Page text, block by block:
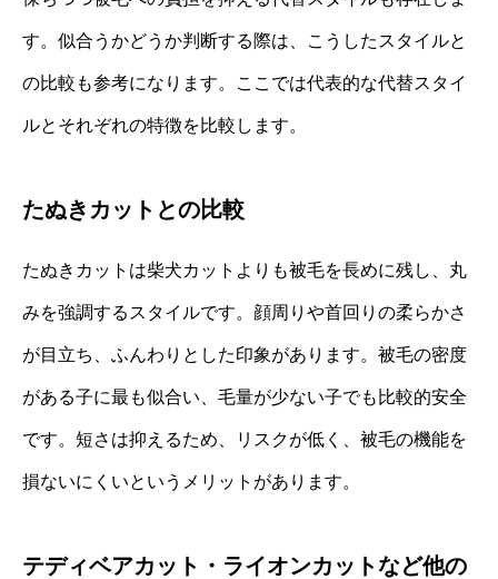
す。似合うかどうか判断する際は、こうしたスタイルと
の比較も参考になります。ここでは代表的な代替スタイ
ルとそれぞれの特徴を比較します。
たぬきカットとの比較
たぬきカットは柴犬カットよりも被毛を長めに残し、丸
みを強調するスタイルです。顔周りや首回りの柔らかさ
が目立ち、ふんわりとした印象があります。被毛の密度
がある子に最も似合い、毛量が少ない子でも比較的安全
です。短さは抑えるため、リスクが低く、被毛の機能を
損ないにくいというメリットがあります。
テディベアカット・ライオンカットなど他の